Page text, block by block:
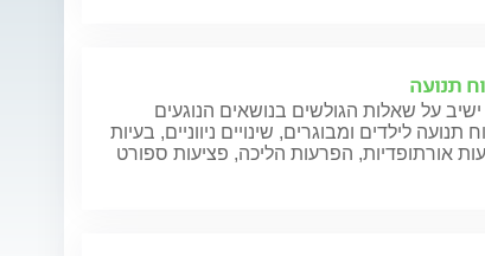
תנועה
על שאלות הגולשים בנושאים הנוגעים
תנועה לילדים ומבוגרים, שינויים ניווניים, בעיות
אורתופדיות, הפרעות הליכה, פציעות ספורט